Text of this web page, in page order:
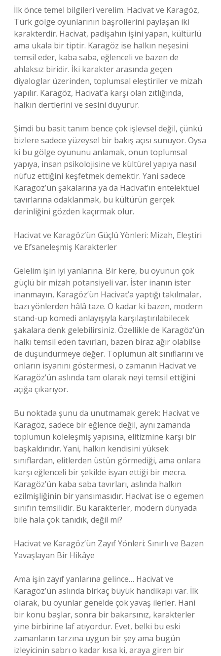
İlk önce temel bilgileri verelim. Hacivat ve Karagöz,
Türk gölge oyunlarının başrollerini paylaşan iki
karakterdir. Hacivat, padişahın işini yapan, kültürlü
ama ukala bir tiptir. Karagöz ise halkın neşesini
temsil eder, kaba saba, eğlenceli ve bazen de
ahlaksız biridir. İki karakter arasında geçen
diyaloglar üzerinden, toplumsal eleştiriler ve mizah
yapılır. Karagöz, Hacivat’a karşı olan zıtlığında,
halkın dertlerini ve sesini duyurur.
Şimdi bu basit tanım bence çok işlevsel değil, çünkü
bizlere sadece yüzeysel bir bakış açısı sunuyor. Oysa
ki bu gölge oyununu anlamak, onun toplumsal
yapıya, insan psikolojisine ve kültürel yapıya nasıl
nüfuz ettiğini keşfetmek demektir. Yani sadece
Karagöz’ün şakalarına ya da Hacivat’ın entelektüel
tavırlarına odaklanmak, bu kültürün gerçek
derinliğini gözden kaçırmak olur.
Hacivat ve Karagöz’ün Güçlü Yönleri: Mizah, Eleştiri
ve Efsaneleşmiş Karakterler
Gelelim işin iyi yanlarına. Bir kere, bu oyunun çok
güçlü bir mizah potansiyeli var. İster inanın ister
inanmayın, Karagöz’ün Hacivat’a yaptığı takılmalar,
bazı yönlerden hâlâ taze. O kadar ki bazen, modern
stand-up komedi anlayışıyla karşılaştırılabilecek
şakalara denk gelebilirsiniz. Özellikle de Karagöz’ün
halkı temsil eden tavırları, bazen biraz ağır olabilse
de düşündürmeye değer. Toplumun alt sınıflarını ve
onların isyanını göstermesi, o zamanın Hacivat ve
Karagöz’ün aslında tam olarak neyi temsil ettiğini
açığa çıkarıyor.
Bu noktada şunu da unutmamak gerek: Hacivat ve
Karagöz, sadece bir eğlence değil, aynı zamanda
toplumun köleleşmiş yapısına, elitizmine karşı bir
başkaldırıdır. Yani, halkın kendisini yüksek
sınıflardan, elitlerden üstün görmediği, ama onlara
karşı eğlenceli bir şekilde isyan ettiği bir mecra.
Karagöz’ün kaba saba tavırları, aslında halkın
ezilmişliğinin bir yansımasıdır. Hacivat ise o egemen
sınıfın temsilidir. Bu karakterler, modern dünyada
bile hala çok tanıdık, değil mi?
Hacivat ve Karagöz’ün Zayıf Yönleri: Sınırlı ve Bazen
Yavaşlayan Bir Hikâye
Ama işin zayıf yanlarına gelince… Hacivat ve
Karagöz’ün aslında birkaç büyük handikapı var. İlk
olarak, bu oyunlar genelde çok yavaş ilerler. Hani
bir konu başlar, sonra bir bakarsınız, karakterler
yine birbirine laf atıyordur. Evet, belki bu eski
zamanların tarzına uygun bir şey ama bugün
izleyicinin sabrı o kadar kısa ki, araya giren bir